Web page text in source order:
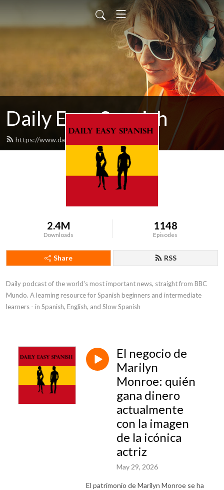
Daily Easy Spanish
https://www.dailyeasyspanish.com/feed.xml
2.4M
Downloads
1148
Episodes
Share RSS
Daily podcast of the world's most important news, straight from BBC
Mundo. A learning resource for Spanish beginners and intermediate
learners - in Spanish, English, and Slow Spanish
El negocio de
Marilyn
Monroe: quién
gana dinero
actualmente
con la imagen
de la icónica
actriz
May 29, 2026
El patrimonio de Marilyn Monroe se ha